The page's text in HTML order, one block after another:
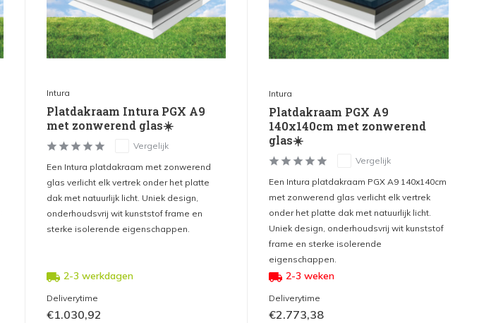
Intura
Platdakraam Intura PGX A9
met zonwerend glas☀️
Vergelijk
Een Intura platdakraam met zonwerend
glas verlicht elk vertrek onder het platte
dak met natuurlijk licht. Uniek design,
onderhoudsvrij wit kunststof frame en
sterke isolerende eigenschappen.
2-3 werkdagen
Deliverytime
€1.030,92
Intura
Platdakraam PGX A9
140x140cm met zonwerend
glas☀️
Vergelijk
Een Intura platdakraam PGX A9 140x140cm
met zonwerend glas verlicht elk vertrek
onder het platte dak met natuurlijk licht.
Uniek design, onderhoudsvrij wit kunststof
frame en sterke isolerende
eigenschappen.
2-3 weken
Deliverytime
€2.773,38